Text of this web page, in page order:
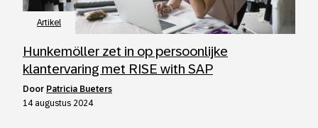
Artikel
Hunkemöller zet in op persoonlijke
klantervaring met RISE with SAP
door Patricia Bueters
14 augustus 2024